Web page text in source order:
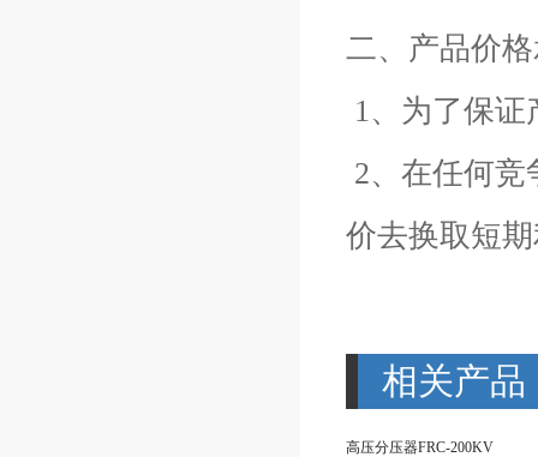
二、产品价
1、为了保
2、在任何
价去换取短
相关产品
高压分压器FRC-200KV